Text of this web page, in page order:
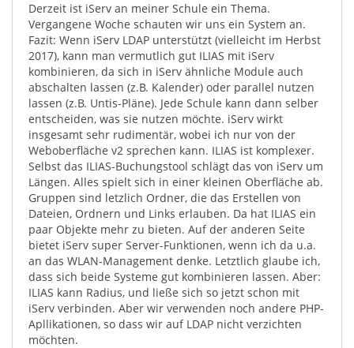
Derzeit ist iServ an meiner Schule ein Thema.
Vergangene Woche schauten wir uns ein System an.
Fazit: Wenn iServ LDAP unterstützt (vielleicht im Herbst
2017), kann man vermutlich gut ILIAS mit iServ
kombinieren, da sich in iServ ähnliche Module auch
abschalten lassen (z.B. Kalender) oder parallel nutzen
lassen (z.B. Untis-Pläne). Jede Schule kann dann selber
entscheiden, was sie nutzen möchte. iServ wirkt
insgesamt sehr rudimentär, wobei ich nur von der
Weboberfläche v2 sprechen kann. ILIAS ist komplexer.
Selbst das ILIAS-Buchungstool schlägt das von iServ um
Längen. Alles spielt sich in einer kleinen Oberfläche ab.
Gruppen sind letzlich Ordner, die das Erstellen von
Dateien, Ordnern und Links erlauben. Da hat ILIAS ein
paar Objekte mehr zu bieten. Auf der anderen Seite
bietet iServ super Server-Funktionen, wenn ich da u.a.
an das WLAN-Management denke. Letztlich glaube ich,
dass sich beide Systeme gut kombinieren lassen. Aber:
ILIAS kann Radius, und ließe sich so jetzt schon mit
iServ verbinden. Aber wir verwenden noch andere PHP-
Apllikationen, so dass wir auf LDAP nicht verzichten
möchten.